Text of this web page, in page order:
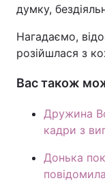
думку,
Нагадаємо,
розійшлася з
Вас також
Дружина
кадри з
Донька